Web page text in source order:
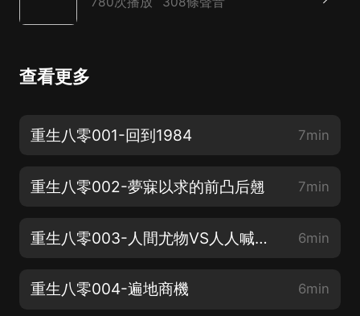
查看更多
重生八零001-回到1984 7min
重生八零002-夢寐以求的前凸后翹 7min
重生八零003-人間尤物VS人人喊打的不正經 6min
重生八零004-遍地商機 6min